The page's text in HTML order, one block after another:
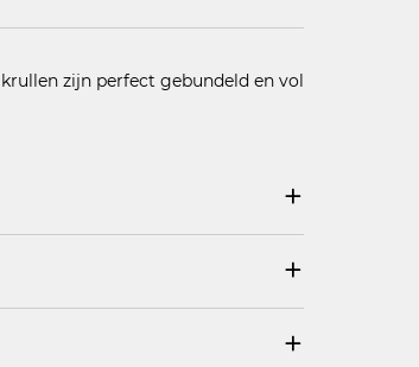
zijn perfect gebundeld en vol
20, GLYCERIN, CETRIMONIUM